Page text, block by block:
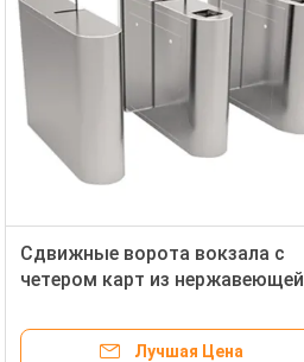
Сдвижные ворота вокзала с
четером карт из нержавеющей
Лучшая Цена